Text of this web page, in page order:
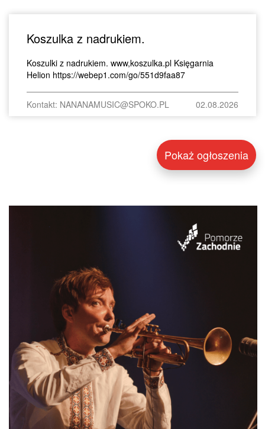
Koszulka z nadrukiem.
Koszulki z nadrukiem. www,koszulka.pl Księgarnia
Helion https://webep1.com/go/551d9faa87
Kontakt: NANANAMUSIC@SPOKO.PL 02.08.2026
Pokaż ogłoszenia